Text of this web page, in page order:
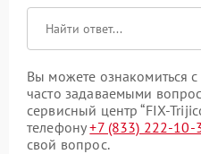
Вы можете ознакомиться
часто задаваемыми
сервисный центр “FIX-
телефону+7 (833) 222-10-
свой вопрос.